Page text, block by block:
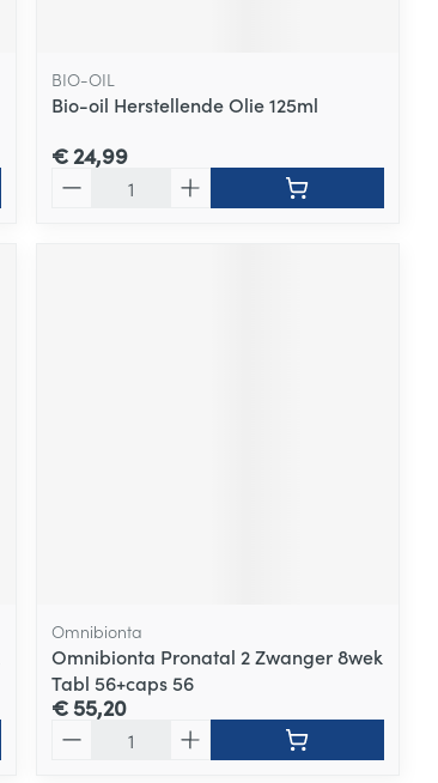
BIO-OIL
Bio-oil Herstellende Olie 125ml
€ 24,99
Omnibionta
Omnibionta Pronatal 2 Zwanger 8wek
Tabl 56+caps 56
€ 55,20